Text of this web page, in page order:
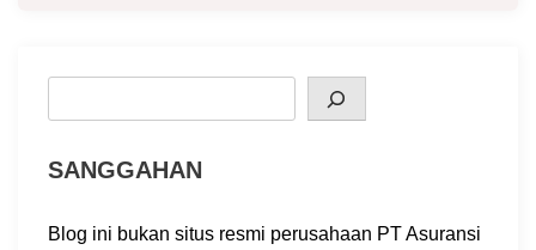
SANGGAHAN
Blog ini bukan situs resmi perusahaan PT Asuransi